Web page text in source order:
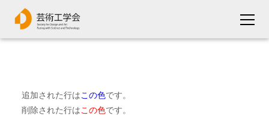
追加された行はこの色です。
削除された行はこの色です。